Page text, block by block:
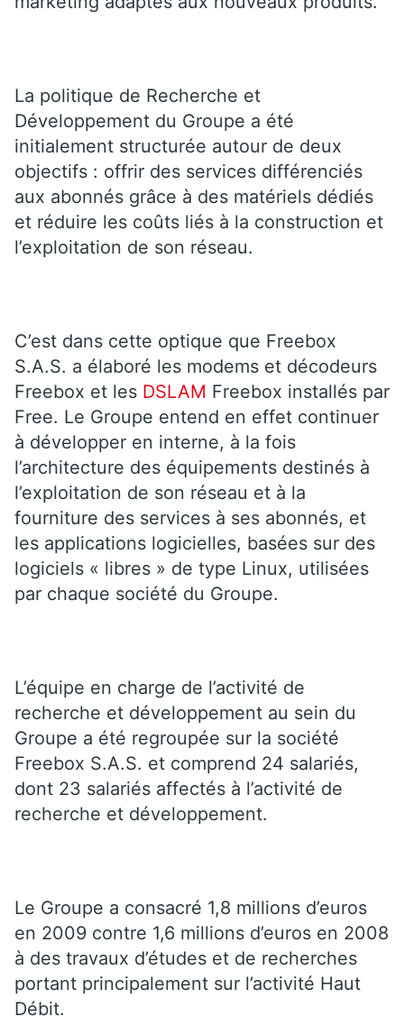
La politique de Recherche et
Développement du Groupe a été
initialement structurée autour de deux
objectifs : offrir des services différenciés
aux abonnés grâce à des matériels dédiés
et réduire les coûts liés à la construction et
l’exploitation de son réseau.
C’est dans cette optique que Freebox
S.A.S. a élaboré les modems et décodeurs
Freebox et les DSLAM Freebox installés par
Free. Le Groupe entend en effet continuer
à développer en interne, à la fois
l’architecture des équipements destinés à
l’exploitation de son réseau et à la
fourniture des services à ses abonnés, et
les applications logicielles, basées sur des
logiciels « libres » de type Linux, utilisées
par chaque société du Groupe.
L’équipe en charge de l’activité de
recherche et développement au sein du
Groupe a été regroupée sur la société
Freebox S.A.S. et comprend 24 salariés,
dont 23 salariés affectés à l’activité de
recherche et développement.
Le Groupe a consacré 1,8 millions d’euros
en 2009 contre 1,6 millions d’euros en 2008
à des travaux d’études et de recherches
portant principalement sur l’activité Haut
Débit.